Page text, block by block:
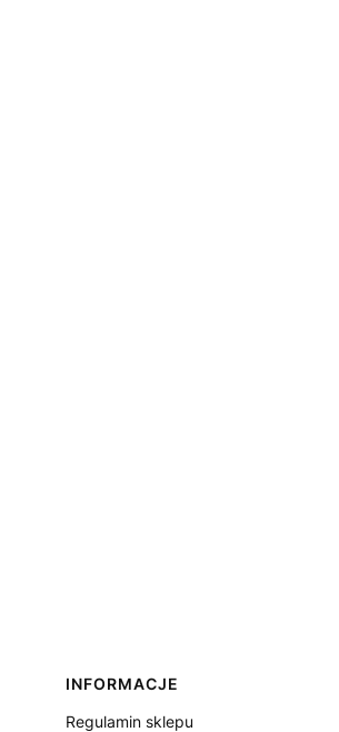
INFORMACJE
Regulamin sklepu